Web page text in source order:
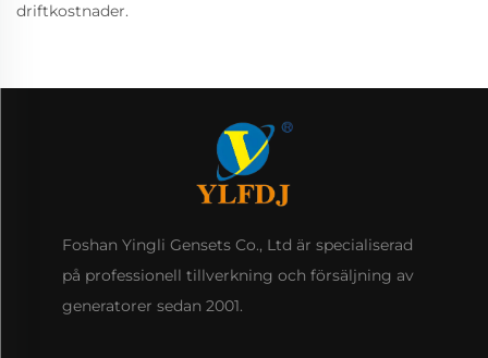
driftkostnader.
Foshan Yingli Gensets Co., Ltd är specialiserad
på professionell tillverkning och försäljning av
generatorer sedan 2001.